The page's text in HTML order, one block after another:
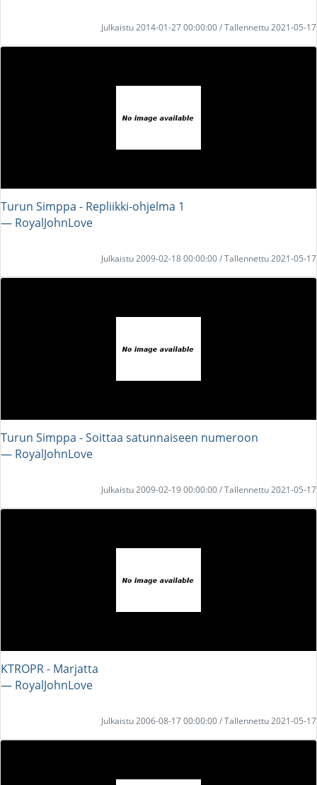
Julkaistu 2014-01-27 00:00:00 / Tallennettu 2021-05-17
Turun Simppa - Repliikki-ohjelma 1
― RoyalJohnLove
Julkaistu 2009-02-18 00:00:00 / Tallennettu 2021-05-17
Turun Simppa - Soittaa satunnaiseen numeroon
― RoyalJohnLove
Julkaistu 2009-02-19 00:00:00 / Tallennettu 2021-05-17
KTROPR - Marjatta
― RoyalJohnLove
Julkaistu 2006-08-17 00:00:00 / Tallennettu 2021-05-17